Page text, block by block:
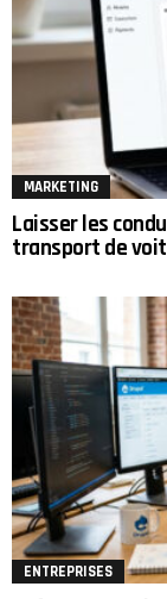
MARKETING
Laisser les
transport de
ENTREPRISES